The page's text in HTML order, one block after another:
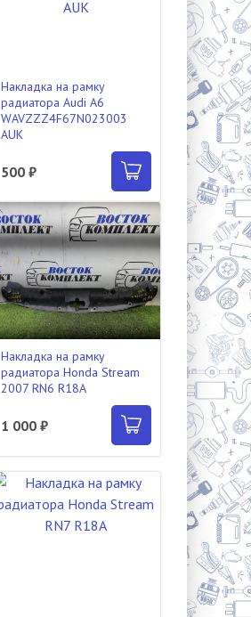
Накладка на рамку
радиатора Audi A6
WAVZZZ4F67N023003
AUK
500 ₽
Накладка на рамку
радиатора Honda Stream
2007 RN6 R18A
1 000 ₽